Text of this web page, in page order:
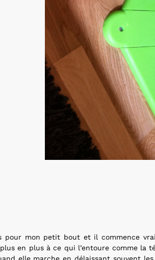
pour mon petit bout et il commence
en plus à ce qui l’entoure comme la